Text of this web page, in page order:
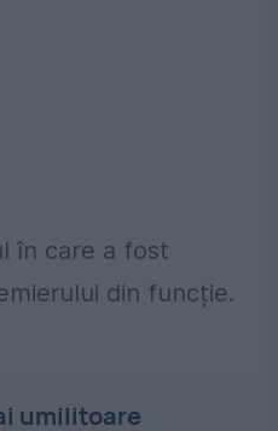
în care a fost
din funcție.
umilitoare